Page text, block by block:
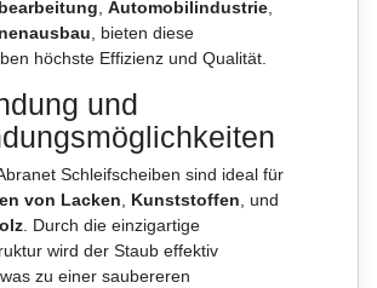
Automobilindustrie
, bieten diese
höchste Effizienz und Qualität.
und
Schleifscheiben sind ideal für
von Lacken Kunststoffen , und
. Durch die einzigartige
wird der Staub effektiv
zu einer saubereren